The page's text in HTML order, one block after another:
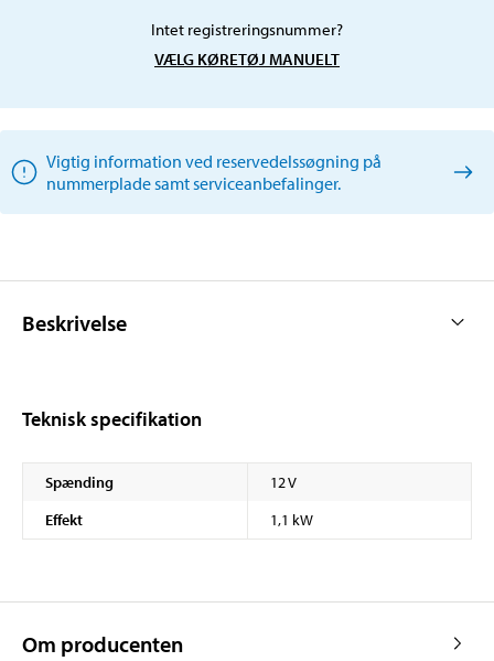
Intet registreringsnummer?
VÆLG KØRETØJ MANUELT
Vigtig information ved reservedelssøgning på
nummerplade samt serviceanbefalinger.
Beskrivelse
Teknisk specifikation
Spænding
12 V
Effekt
1,1 kW
Om producenten